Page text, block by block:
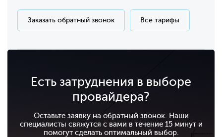
Заказать обратный звонок Все тарифы
Есть затруднения в выборе
провайдера?
Оставьте заявку на обратный звонок. Наши
специалисты свяжутся с вами в течение 15 минут и
помогут сделать оптимальный выбор.